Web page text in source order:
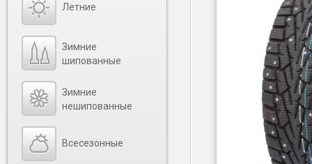
Летние
Зимние
шипованные
Зимние
нешипованные
Всесезонные